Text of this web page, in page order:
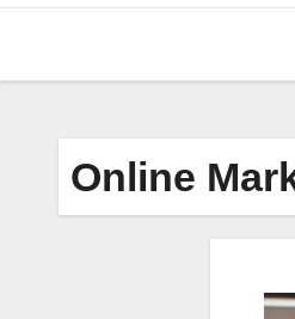
Online